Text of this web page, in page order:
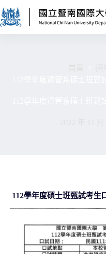
112學年度碩士班甄試考生